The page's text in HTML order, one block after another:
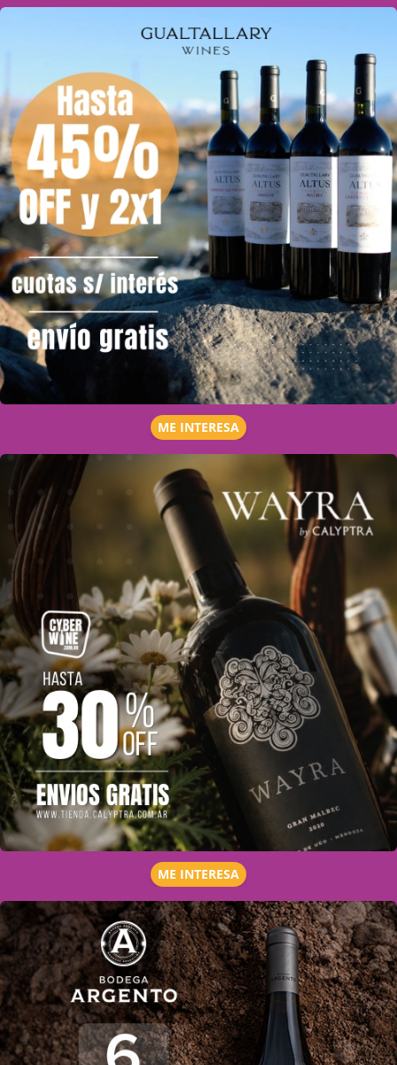
ME INTERESA
ME INTERESA